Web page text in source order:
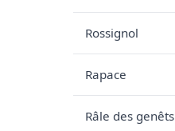
Rossignol
Rapace
Râle des genêts